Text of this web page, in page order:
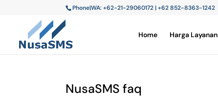
Phone|WA: +62-21-29060172 | +62 852-8363-1242
Home Harga Layanan
NusaSMS faq